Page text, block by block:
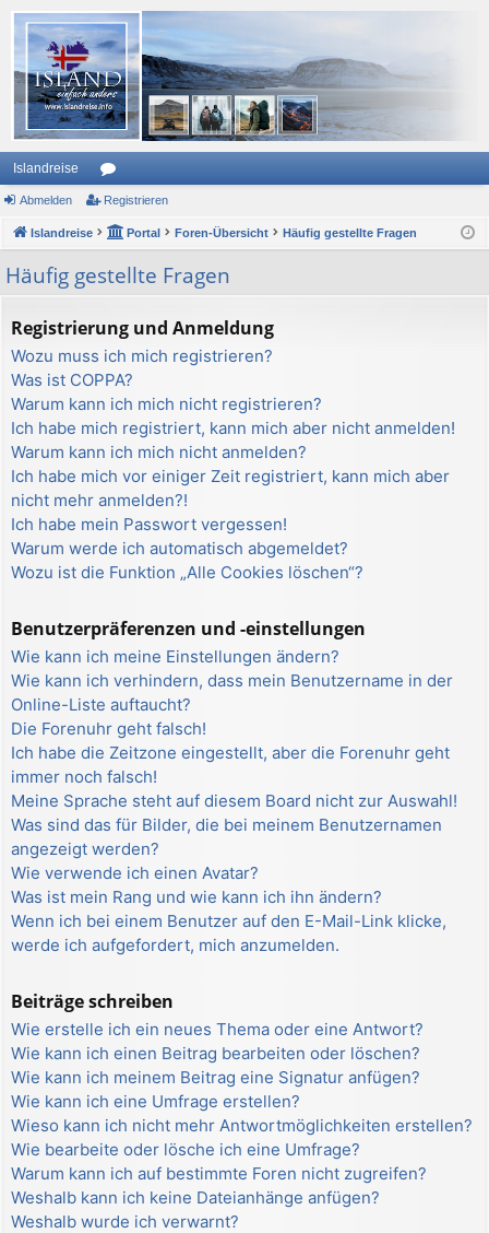
Islandreise
or
en
Abmelden Registrieren
Islandreise Portal Foren-Übersicht Häufig gestellte Fragen
Häufig gestellte Fragen
Registrierung und Anmeldung
Wozu muss ich mich registrieren?
Was ist COPPA?
Warum kann ich mich nicht registrieren?
Ich habe mich registriert, kann mich aber nicht anmelden!
Warum kann ich mich nicht anmelden?
Ich habe mich vor einiger Zeit registriert, kann mich aber
nicht mehr anmelden?!
Ich habe mein Passwort vergessen!
Warum werde ich automatisch abgemeldet?
Wozu ist die Funktion „Alle Cookies löschen“?
Benutzerpräferenzen und -einstellungen
Wie kann ich meine Einstellungen ändern?
Wie kann ich verhindern, dass mein Benutzername in der
Online-Liste auftaucht?
Die Forenuhr geht falsch!
Ich habe die Zeitzone eingestellt, aber die Forenuhr geht
immer noch falsch!
Meine Sprache steht auf diesem Board nicht zur Auswahl!
Was sind das für Bilder, die bei meinem Benutzernamen
angezeigt werden?
Wie verwende ich einen Avatar?
Was ist mein Rang und wie kann ich ihn ändern?
Wenn ich bei einem Benutzer auf den E-Mail-Link klicke,
werde ich aufgefordert, mich anzumelden.
Beiträge schreiben
Wie erstelle ich ein neues Thema oder eine Antwort?
Wie kann ich einen Beitrag bearbeiten oder löschen?
Wie kann ich meinem Beitrag eine Signatur anfügen?
Wie kann ich eine Umfrage erstellen?
Wieso kann ich nicht mehr Antwortmöglichkeiten erstellen?
Wie bearbeite oder lösche ich eine Umfrage?
Warum kann ich auf bestimmte Foren nicht zugreifen?
Weshalb kann ich keine Dateianhänge anfügen?
Weshalb wurde ich verwarnt?